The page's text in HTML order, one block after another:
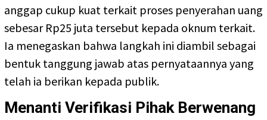
anggap cukup kuat terkait proses penyerahan uang
sebesar Rp25 juta tersebut kepada oknum terkait.
Ia menegaskan bahwa langkah ini diambil sebagai
bentuk tanggung jawab atas pernyataannya yang
telah ia berikan kepada publik.
Menanti Verifikasi Pihak Berwenang